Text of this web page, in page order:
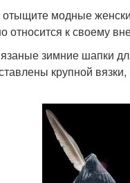
модные
относится к своему
зимние шапки
крупной